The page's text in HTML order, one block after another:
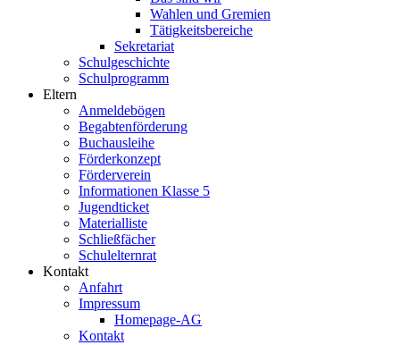
Wahlen und Gremien
Tätigkeitsbereiche
Sekretariat
Schulgeschichte
Schulprogramm
Eltern
Anmeldebögen
Begabtenförderung
Buchausleihe
Förderkonzept
Förderverein
Informationen Klasse 5
Jugendticket
Materialliste
Schließfächer
Schulelternrat
Kontakt
Anfahrt
Impressum
Homepage-AG
Kontakt